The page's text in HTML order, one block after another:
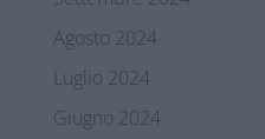
Agosto 2024
Luglio 2024
Giugno 2024